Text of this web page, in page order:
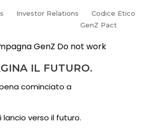
Investor Relations Codice Etico
GenZ Pact
IL FUTURO.
cominciato a
verso il futuro.